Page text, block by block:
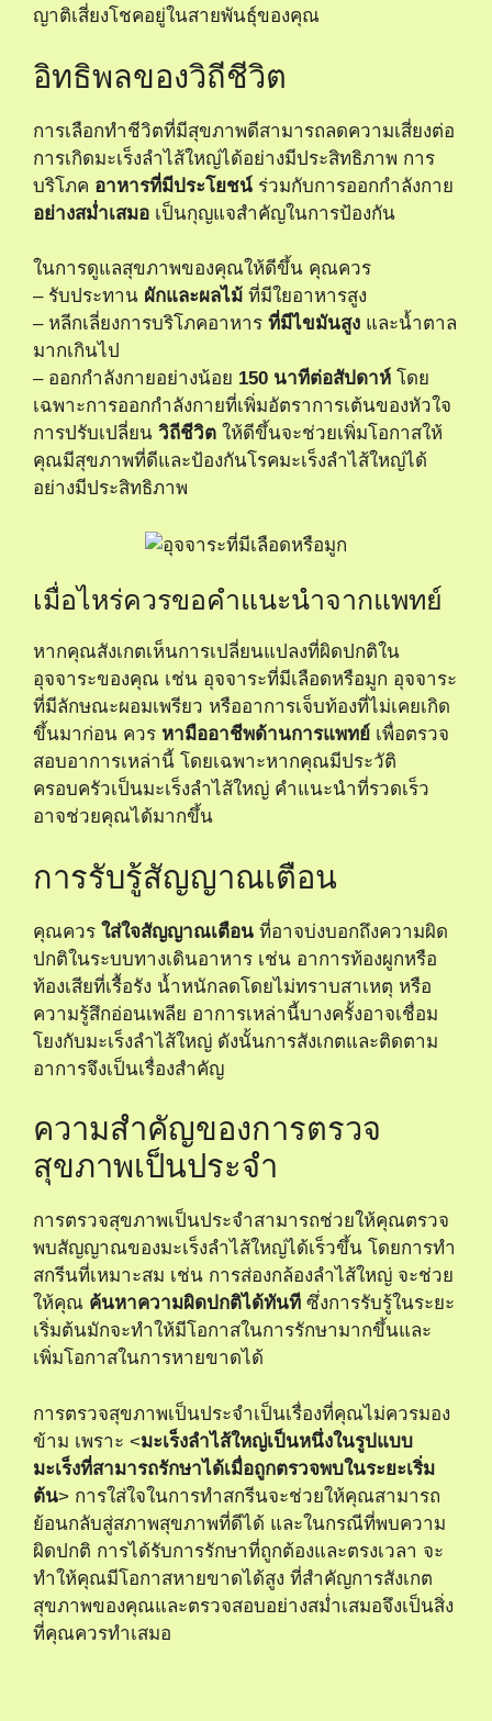
ญาติเสี่ยงโชคอยู่ในสายพันธุ์ของคุณ
อิทธิพลของวิถีชีวิต
การเลือกทำชีวิตที่มีสุขภาพดีสามารถลดความเสี่ยงต่อ
การเกิดมะเร็งลำไส้ใหญ่ได้อย่างมีประสิทธิภาพ การ
บริโภค อาหารที่มีประโยชน์ ร่วมกับการออกกำลังกาย
อย่างสม่ำเสมอ เป็นกุญแจสำคัญในการป้องกัน
ในการดูแลสุขภาพของคุณให้ดีขึ้น คุณควร
– รับประทาน ผักและผลไม้ ที่มีใยอาหารสูง
– หลีกเลี่ยงการบริโภคอาหาร ที่มีไขมันสูง และน้ำตาล
มากเกินไป
– ออกกำลังกายอย่างน้อย 150 นาทีต่อสัปดาห์ โดย
เฉพาะการออกกำลังกายที่เพิ่มอัตราการเต้นของหัวใจ
การปรับเปลี่ยน วิถีชีวิต ให้ดีขึ้นจะช่วยเพิ่มโอกาสให้
คุณมีสุขภาพที่ดีและป้องกันโรคมะเร็งลำไส้ใหญ่ได้
อย่างมีประสิทธิภาพ
เมื่อไหร่ควรขอคำแนะนำจากแพทย์
หากคุณสังเกตเห็นการเปลี่ยนแปลงที่ผิดปกติใน
อุจจาระของคุณ เช่น อุจจาระที่มีเลือดหรือมูก อุจจาระ
ที่มีลักษณะผอมเพรียว หรืออาการเจ็บท้องที่ไม่เคยเกิด
ขึ้นมาก่อน ควร หามืออาชีพด้านการแพทย์ เพื่อตรวจ
สอบอาการเหล่านี้ โดยเฉพาะหากคุณมีประวัติ
ครอบครัวเป็นมะเร็งลำไส้ใหญ่ คำแนะนำที่รวดเร็ว
อาจช่วยคุณได้มากขึ้น
การรับรู้สัญญาณเตือน
คุณควร ใส่ใจสัญญาณเตือน ที่อาจบ่งบอกถึงความผิด
ปกติในระบบทางเดินอาหาร เช่น อาการท้องผูกหรือ
ท้องเสียที่เรื้อรัง น้ำหนักลดโดยไม่ทราบสาเหตุ หรือ
ความรู้สึกอ่อนเพลีย อาการเหล่านี้บางครั้งอาจเชื่อม
โยงกับมะเร็งลำไส้ใหญ่ ดังนั้นการสังเกตและติดตาม
อาการจึงเป็นเรื่องสำคัญ
ความสำคัญของการตรวจ
สุขภาพเป็นประจำ
การตรวจสุขภาพเป็นประจำสามารถช่วยให้คุณตรวจ
พบสัญญาณของมะเร็งลำไส้ใหญ่ได้เร็วขึ้น โดยการทำ
สกรีนที่เหมาะสม เช่น การส่องกล้องลำไส้ใหญ่ จะช่วย
ให้คุณ ค้นหาความผิดปกติได้ทันที ซึ่งการรับรู้ในระยะ
เริ่มต้นมักจะทำให้มีโอกาสในการรักษามากขึ้นและ
เพิ่มโอกาสในการหายขาดได้
การตรวจสุขภาพเป็นประจำเป็นเรื่องที่คุณไม่ควรมอง
ข้าม เพราะ <มะเร็งลำไส้ใหญ่เป็นหนึ่งในรูปแบบ
มะเร็งที่สามารถรักษาได้เมื่อถูกตรวจพบในระยะเริ่ม
ต้น> การใส่ใจในการทำสกรีนจะช่วยให้คุณสามารถ
ย้อนกลับสู่สภาพสุขภาพที่ดีได้ และในกรณีที่พบความ
ผิดปกติ การได้รับการรักษาที่ถูกต้องและตรงเวลา จะ
ทำให้คุณมีโอกาสหายขาดได้สูง ที่สำคัญการสังเกต
สุขภาพของคุณและตรวจสอบอย่างสม่ำเสมอจึงเป็นสิ่ง
ที่คุณควรทำเสมอ